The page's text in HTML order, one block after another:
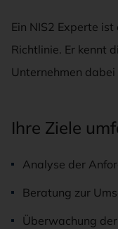
Ein NIS2 Experte
Richtlinie. Er kennt
Unternehmen
Ihre Ziele
Analyse der
Beratung zur
Überwachung